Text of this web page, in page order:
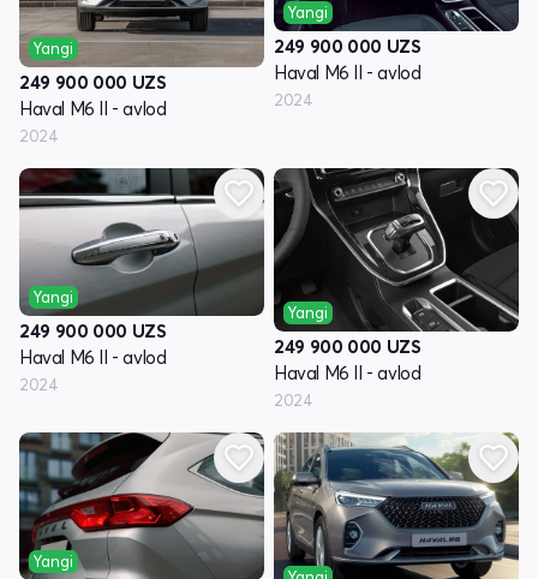
Yangi
249 900 000 UZS
Haval M6 II - avlod
2024
Yangi
249 900 000 UZS
Haval M6 II - avlod
2024
Yangi
249 900 000 UZS
Haval M6 II - avlod
2024
Yangi
249 900 000 UZS
Haval M6 II - avlod
2024
Yangi